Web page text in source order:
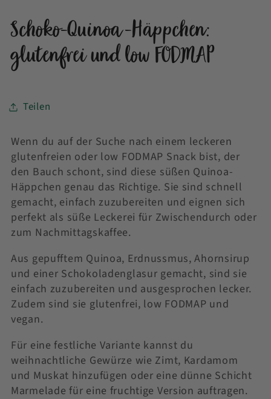
Schoko-Quinoa-Häppchen:
glutenfrei und low FODMAP
Teilen
Wenn du auf der Suche nach einem leckeren
glutenfreien oder low FODMAP Snack bist, der
den Bauch schont, sind diese süßen Quinoa-
Häppchen genau das Richtige. Sie sind schnell
gemacht, einfach zuzubereiten und eignen sich
perfekt als süße Leckerei für Zwischendurch oder
zum Nachmittagskaffee.
Aus gepufftem Quinoa, Erdnussmus, Ahornsirup
und einer Schokoladenglasur gemacht, sind sie
einfach zuzubereiten und ausgesprochen lecker.
Zudem sind sie glutenfrei, low FODMAP und
vegan.
Für eine festliche Variante kannst du
weihnachtliche Gewürze wie Zimt, Kardamom
und Muskat hinzufügen oder eine dünne Schicht
Marmelade für eine fruchtige Version auftragen.